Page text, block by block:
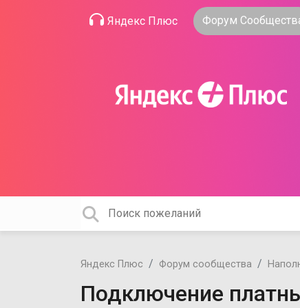
Яндекс Плюс Форум
Яндекс Плюс Форум сообщества
Подключение